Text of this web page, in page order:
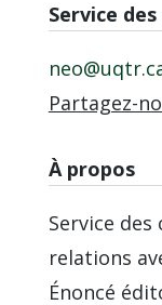
Service
Partagez-
À propos
Service
relations
Énoncé